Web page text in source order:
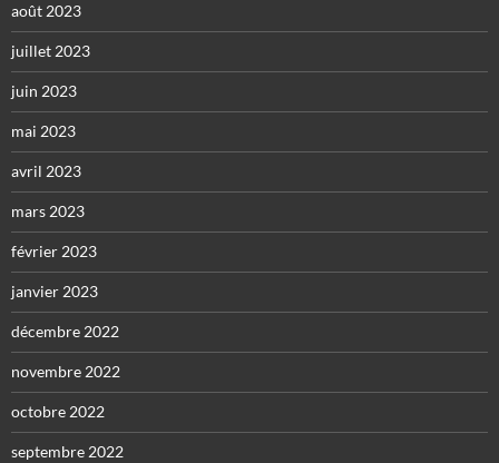
août 2023
juillet 2023
juin 2023
mai 2023
avril 2023
mars 2023
février 2023
janvier 2023
décembre 2022
novembre 2022
octobre 2022
septembre 2022